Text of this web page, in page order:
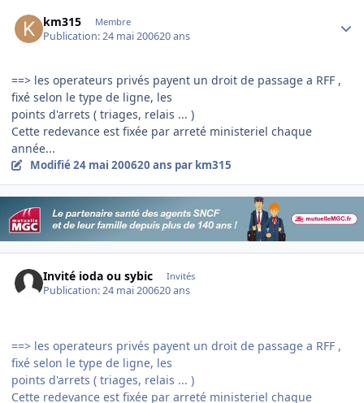
km315 Membre
Publication:24 mai 200620 ans
==> les operateurs privés payent un droit de passage a RFF ,
fixé selon le type de ligne, les
points d'arrets ( triages, relais ... )
Cette redevance est fixée par arreté ministeriel chaque
année...
Modifié24 mai 200620 ans par km315
Invité ioda ou sybic Invités
Publication:24 mai 200620 ans
==> les operateurs privés payent un droit de passage a RFF ,
fixé selon le type de ligne, les
points d'arrets ( triages, relais ... )
Cette redevance est fixée par arreté ministeriel chaque